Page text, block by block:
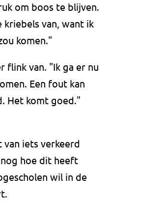
om boos te blijven.
kriebels van, want ik
komen."
flink van. "Ik ga er nu
Een fout kan
Het komt goed."
iets verkeerd
nog hoe dit heeft
wil in de